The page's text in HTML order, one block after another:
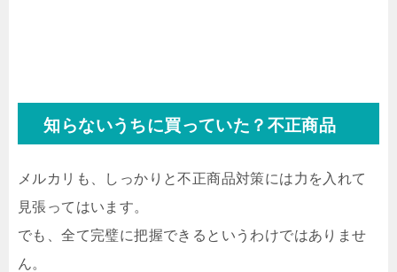
知らないうちに買っていた？不正商品
メルカリも、しっかりと不正商品対策には力を入れて
見張ってはいます。
でも、全て完璧に把握できるというわけではありませ
ん。